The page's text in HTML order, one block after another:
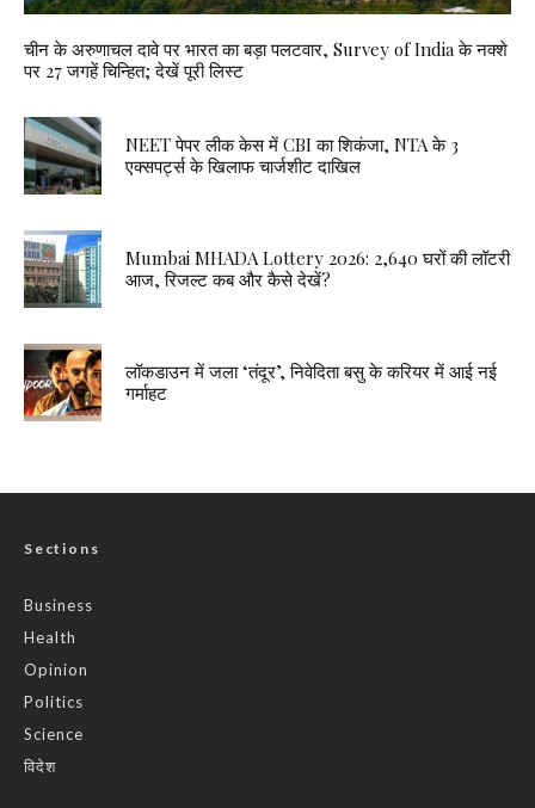
चीन के अरुणाचल दावे पर भारत का बड़ा पलटवार, Survey of India के नक्शे
पर 27 जगहें चिन्हित; देखें पूरी लिस्ट
NEET पेपर लीक केस में CBI का शिकंजा, NTA के 3
एक्सपर्ट्स के खिलाफ चार्जशीट दाखिल
Mumbai MHADA Lottery 2026: 2,640 घरों की लॉटरी
आज, रिजल्ट कब और कैसे देखें?
लॉकडाउन में जला ‘तंदूर’, निवेदिता बसु के करियर में आई नई
गर्माहट
Sections
Business
Health
Opinion
Politics
Science
विदेश